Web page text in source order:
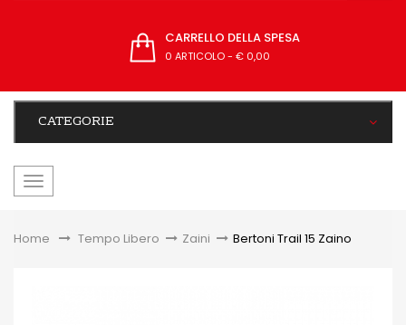
CARRELLO DELLA SPESA
0 ARTICOLO- € 0,00
CATEGORIE
navigazione
Home &gt;Tempo Libero > Zaini > Bertoni Trail 15 Zaino